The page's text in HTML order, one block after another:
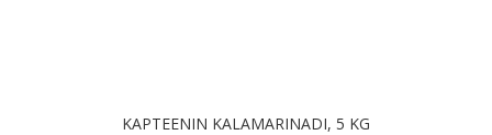
KAPTEENIN KALAMARINADI, 5 KG